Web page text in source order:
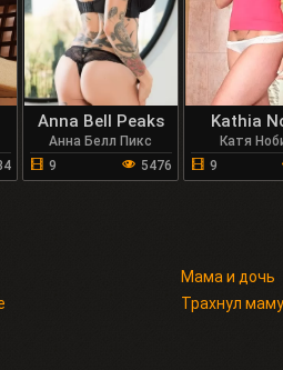
Anna Bell Peaks
Анна Белл Пикс
9
5476
Kathia
Катя
9
Мама и дочь
Трахнул маму